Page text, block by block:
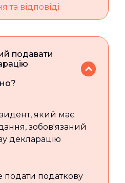
та відповіді
подавати
який має
зобов'язаний
декларацію
подати податкову